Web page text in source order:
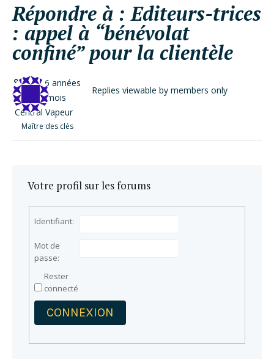
Répondre à : Editeurs-trices
: appel à “bénévolat
confiné” pour la clientèle
il y a 6 années
et 1 mois
Central Vapeur
Maître des clés
Replies viewable by members only
Votre profil sur les forums
Identifiant:
Mot de
passe:
Rester
connecté
CONNEXION